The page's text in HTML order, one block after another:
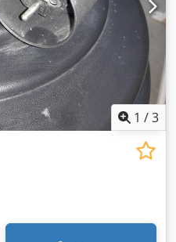
e válvula de
1 /3